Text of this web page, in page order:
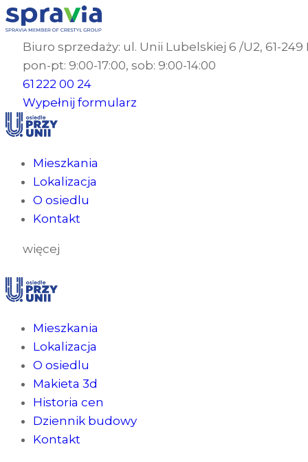
Biuro sprzedaży: ul. Unii Lubelskiej 6 /U2, 61-249
pon-pt: 9:00-17:00, sob: 9:00-14:00
61 222 00 24
Wypełnij formularz
Mieszkania
Lokalizacja
O osiedlu
Kontakt
więcej
Mieszkania
Lokalizacja
O osiedlu
Makieta 3d
Historia cen
Dziennik budowy
Kontakt